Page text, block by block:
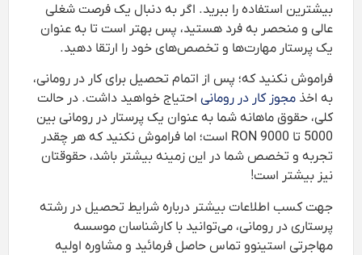
بیشترین استفاده را ببرید. اگر به دنبال یک فرصت شغلی
عالی و منحصر به فرد هستید، پس بهتر است تا به عنوان
یک پرستار مهارت‌ها و تخصص‌های خود را ارتقا دهید.
فراموش نکنید که؛ پس از اتمام تحصیل برای کار در رومانی،
به اخذ مجوز کار در رومانیاحتیاج خواهید داشت. در حالت
کلی، حقوق ماهانه شما به عنوان یک پرستار در رومانی بین
5000 تا 9000 RON است؛ اما فراموش نکنید که هر چقدر
تجربه و تخصص شما در این زمینه بیشتر باشد، حقوقتان
نیز بیشتر است!
جهت کسب اطلاعات بیشتر درباره شرایط تحصیل در رشته
پرستاری در رومانی، می‌توانید با کارشناسان موسسه
مهاجرتی استینوو تماس حاصل فرمائید و مشاوره اولیه